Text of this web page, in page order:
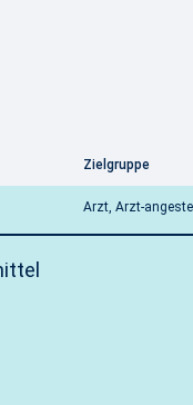
Zielgruppe
Arzt, Arzt-